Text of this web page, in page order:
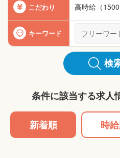
こだわり 高時給（1500
キーワード
検
条件に該当する求人
新着順 時